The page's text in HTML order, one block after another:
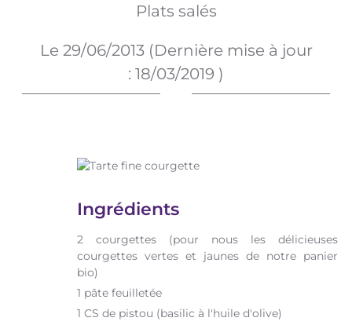
Plats salés
Le 29/06/2013(Dernière mise à jour
: 18/03/2019 )
Ingrédients
2 courgettes (pour nous les délicieuses
courgettes vertes et jaunes de notre panier
bio)
1 pâte feuilletée
1 CS de pistou (basilic à l'huile d'olive)